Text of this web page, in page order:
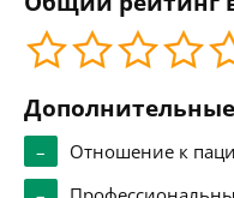
–
Отношение к